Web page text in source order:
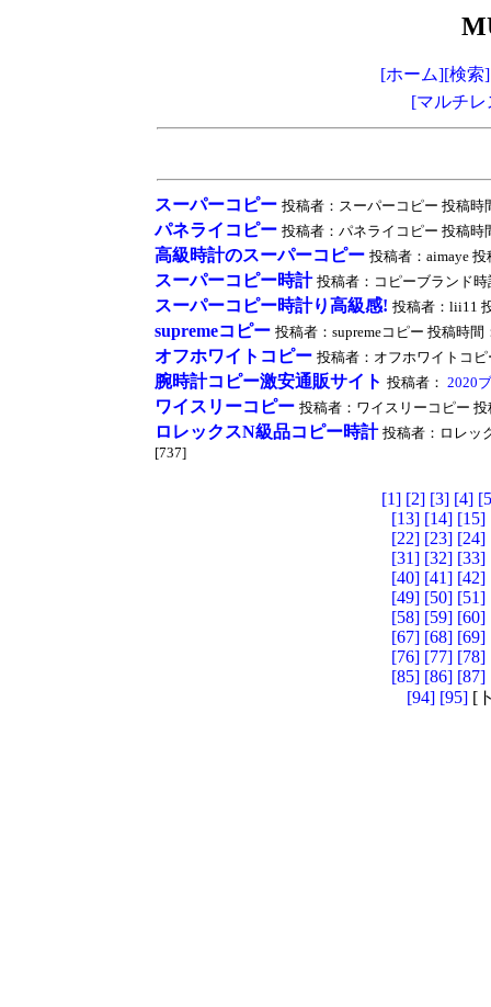
[ホーム][検索]
[マルチ
スーパーコピー 投稿者：スーパーコピー 投稿時
パネライコピー 投稿者：パネライコピー 投稿時
高級時計のスーパーコピー 投稿者：aimaye
スーパーコピー時計 投稿者：コピーブランド
スーパーコピー時計り高級感! 投稿者：lii11
supremeコピー 投稿者：supremeコピー 投稿時
オフホワイトコピー 投稿者：オフホワイトコ
腕時計コピー激安通販サイト 投稿者： 2020
ワイスリーコピー 投稿者：ワイスリーコピー
ロレックスN級品コピー時計 投稿者：ロレッ
[737]
[1] [2] [3] [4]
[13] [14] [15]
[22] [23] [24]
[31] [32] [33]
[40] [41] [42]
[49] [50] [51]
[58] [59] [60]
[67] [68] [69]
[76] [77] [78]
[85] [86] [87]
[94] [95] [